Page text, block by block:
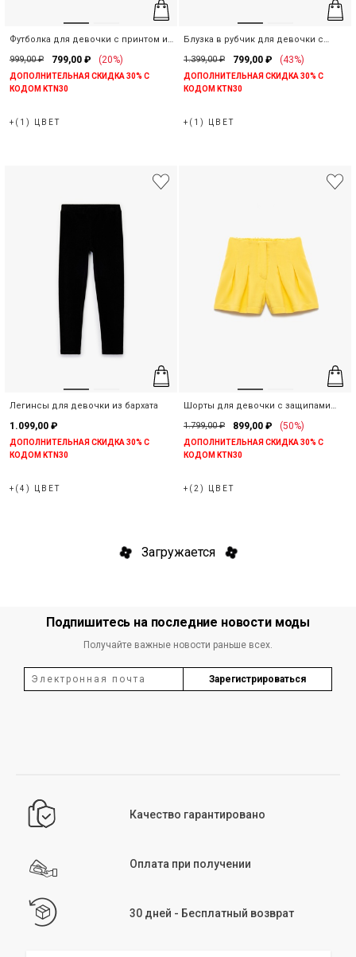
Футболка для девочки с принтом из
999,00 ₽ 799,00 ₽ (20%)
ДОПОЛНИТЕЛЬНАЯ СКИДКА 30% С
КОДОМ KTN30
+(1) ЦВЕТ
Блузка в рубчик для девочки с
1.399,00 ₽ 799,00 ₽ (43%)
ДОПОЛНИТЕЛЬНАЯ СКИДКА 30% С
КОДОМ KTN30
+(1) ЦВЕТ
Легинсы для девочки из бархата
1.099,00 ₽
ДОПОЛНИТЕЛЬНАЯ СКИДКА 30% С
КОДОМ KTN30
+(4) ЦВЕТ
Шорты для девочки с защипами
1.799,00 ₽ 899,00 ₽ (50%)
ДОПОЛНИТЕЛЬНАЯ СКИДКА 30% С
КОДОМ KTN30
+(2) ЦВЕТ
Загружается
Подпишитесь на последние новости моды
Получайте важные новости раньше всех.
Зарегистрироваться
Качество гарантировано
Оплата при получении
30 дней - Бесплатный возврат